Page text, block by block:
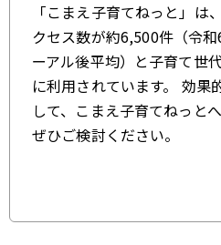
「こまえ子育てねっと」は
クセス数が約6,500件（令
ーアル後平均）と子育て世
に利用されています。 効果
して、こまえ子育てねっと
ぜひご検討ください。